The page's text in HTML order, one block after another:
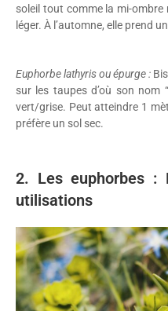
soleil tout comme la mi-
léger. À l’automne, elle prend
Euphorbe lathyris ou épurge :
sur les taupes d’où son nom
vert/grise. Peut atteindre 1
préfère un sol sec.
2. Les euphorbes :
utilisations